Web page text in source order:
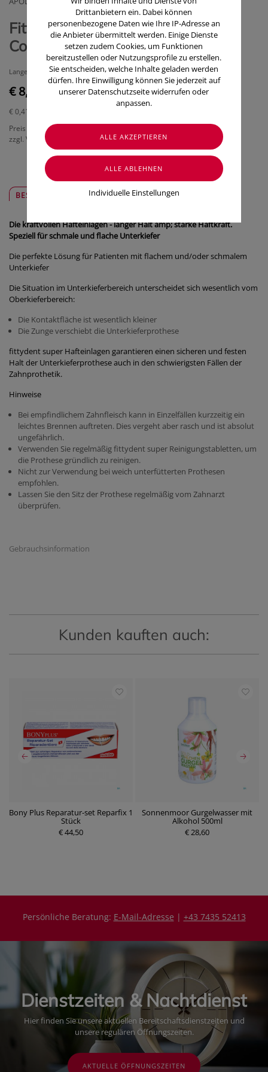
Fittydent Super Hafteinlagen
Comfort (20 Stk)
Langer Halt & starke Haftkraft - speziell für schmale und flache Unterkiefer
€ 8,20
€ 0,41
Preis inkl. MwSt.
zzgl. Versandkosten
BESCHREIBUNG SICHER & REGIONAL
Die kraftvollen Hafteinlagen - langer Halt amp; starke Haftkraft.
Speziell für schmale und flache Unterkiefer
Die perfekte Lösung für Patienten mit flachem und/oder schmalem
Unterkiefer
Die Situation im Unterkieferbereich unterscheidet sich wesentlich vom
Oberkieferbereich:
Die Kontaktfläche ist wesentlich kleiner
Die Zunge verschiebt die Unterkieferprothese
fittydent super Hafteinlagen garantieren einen sicheren und festen
Halt der Unterkieferprothese auch in den schwierigsten Fällen der
Zahnprothetik.
Hinweise
Bei empfindlichem Zahnfleisch kann in Einzelfällen kurzzeitig ein
leichtes Brennen auftreten. Dies vergeht aber rasch und ist absolut
ungefährlich.
Verwenden Sie regelmäßig fittydent super Reinigungstabletten, um
die Prothese gründlich zu reinigen.
Nicht zur Verwendung bei weich unterfütterten Prothesen
empfohlen.
Lassen Sie den Sitz der Prothese regelmäßig vom Zahnarzt
überprüfen.
Gebrauchsinformation
Kunden kauften auch:
Bony Plus Reparatur-set Reparfix 1
Stück
€ 44,50
Sonnenmoor Gurgelwasser mit
Alkohol 500ml
€ 28,60
Drittanbietern ein. Dabei können
personenbezogene Daten wie Ihre IP-Adresse an
die Anbieter übermittelt werden. Einige Dienste
setzen zudem Cookies, um Funktionen
bereitzustellen oder Nutzungsprofile zu erstellen.
Sie entscheiden, welche Inhalte geladen werden
dürfen. Ihre Einwilligung können Sie jederzeit auf
unserer Datenschutzseite widerrufen oder
anpassen.
Individuelle Einstellungen
Persönliche Beratung: E-Mail-Adresse | +43 7435 52413
Dienstzeiten & Nachtdienst
Hier finden Sie unsere aktuellen Bereitschaftsdienstzeiten und
unsere regulären Öffnungszeiten.
AKTUELLE ÖFFNUNGSZEITEN